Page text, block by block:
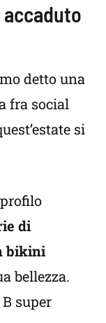
detto una
fra social
si
di
bikini
bellezza.
super